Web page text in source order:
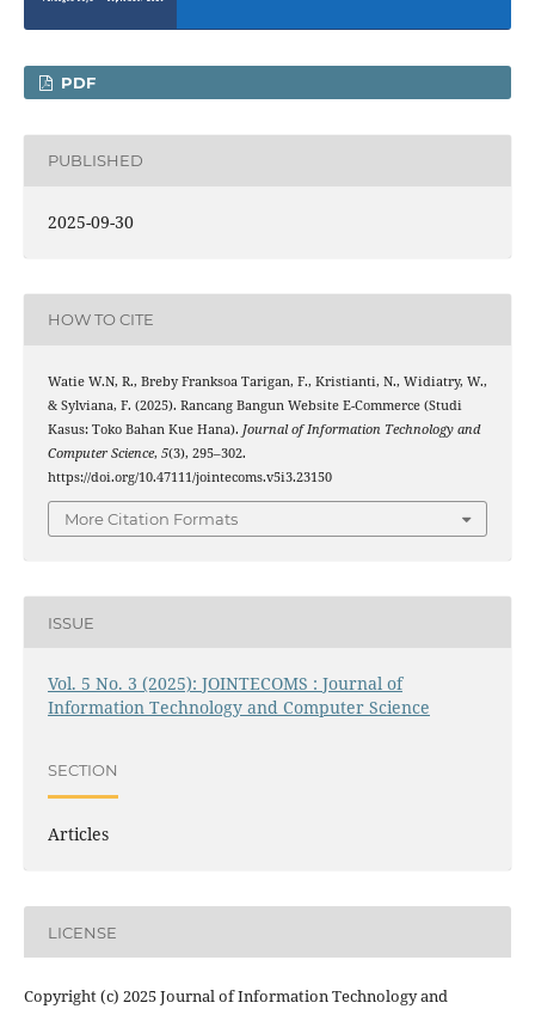
PDF
PUBLISHED
2025-09-30
HOW TO CITE
Watie W.N, R., Breby Franksoa Tarigan, F., Kristianti, N., Widiatry, W.,
& Sylviana, F. (2025). Rancang Bangun Website E-Commerce (Studi
Kasus: Toko Bahan Kue Hana). Journal of Information Technology and
Computer Science, 5(3), 295–302.
https://doi.org/10.47111/jointecoms.v5i3.23150
More Citation Formats
ISSUE
Vol. 5 No. 3 (2025): JOINTECOMS : Journal of
Information Technology and Computer Science
SECTION
Articles
LICENSE
Copyright (c) 2025 Journal of Information Technology and